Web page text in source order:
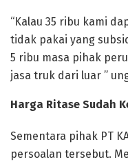
“Kalau 35 ribu kami
tidak pakai yang
5 ribu masa pihak
jasa truk dari luar ”
Harga Ritase Sudah
Sementara pihak PT
persoalan tersebut.